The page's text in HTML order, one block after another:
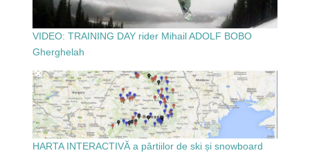
VIDEO: TRAINING DAY rider Mihail ADOLF BOBO
Gherghelah
HARTA INTERACTIVĂ a pârtiilor de ski și snowboard